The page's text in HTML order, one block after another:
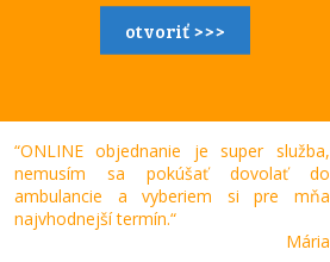
otvoriť >>>
“ONLINE objednanie je super služba,
nemusím sa pokúšať dovolať do
ambulancie a vyberiem si pre mňa
najvhodnejší termín.“
Mária